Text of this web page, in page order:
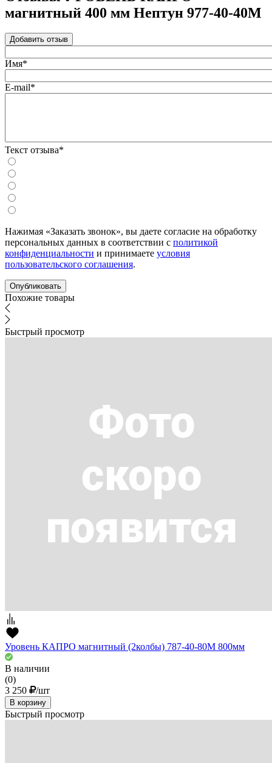
магнитный 400 мм Нептун 977-40-40М
Добавить отзыв
Имя*
E-mail*
Текст отзыва*
Нажимая «Заказать звонок», вы даете согласие на обработку
персональных данных в соответствии с политикой
конфиденциальности и принимаете условия
пользовательского соглашения.
Похожие товары
Быстрый просмотр
Уровень КАПРО магнитный (2колбы) 787-40-80М 800мм
В наличии
(0)
3 250
/шт
В корзину
Быстрый просмотр